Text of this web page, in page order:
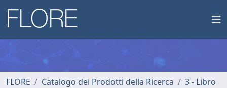
FLORE Catalogo dei Prodotti della Ricerca
3 - Libro